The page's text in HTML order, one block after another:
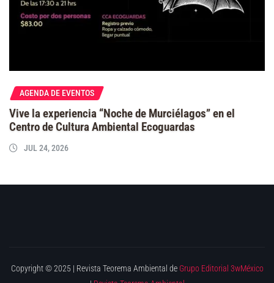
AGENDA DE EVENTOS
Vive la experiencia “Noche de Murciélagos” en el
Centro de Cultura Ambiental Ecoguardas
JUL 24, 2026
Copyright © 2025 | Revista Teorema Ambiental de Grupo Editorial 3wMéxico